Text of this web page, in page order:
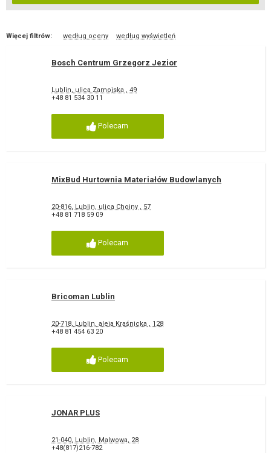
Więcej filtrów: według oceny według wyświetleń
Bosch Centrum Grzegorz Jezior
Lublin, ulica Zamojska , 49
+48 81 534 30 11
Polecam
MixBud Hurtownia Materiałów Budowlanych
20-816, Lublin, ulica Choiny , 57
+48 81 718 59 09
Polecam
Bricoman Lublin
20-718, Lublin, aleja Kraśnicka , 128
+48 81 454 63 20
Polecam
JONAR PLUS
21-040, Lublin, Malwowa, 28
+48(817)216-782